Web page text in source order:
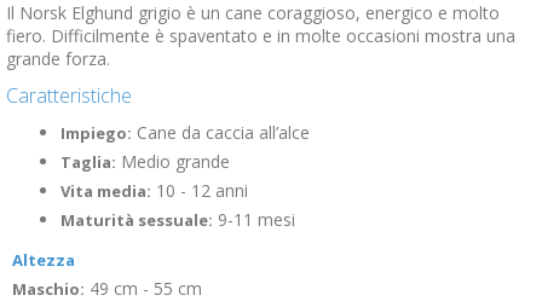
Il Norsk Elghund grigio è un cane coraggioso, energico e molto
fiero. Difficilmente è spaventato e in molte occasioni mostra una
grande forza.
Caratteristiche
Impiego: Cane da caccia all’alce
Taglia: Medio grande
Vita media: 10 - 12 anni
Maturità sessuale: 9-11 mesi
Altezza
Maschio: 49 cm - 55 cm